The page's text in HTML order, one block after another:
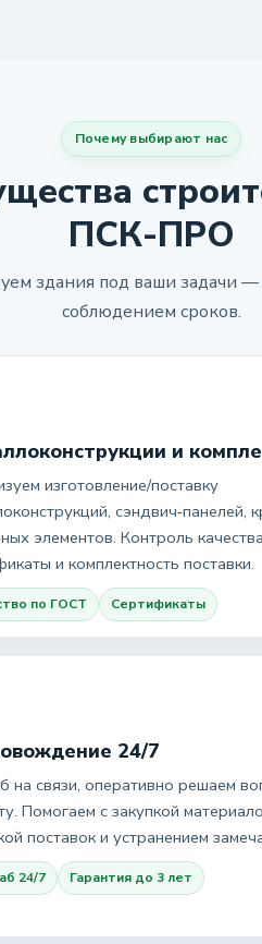
Почему выбирают нас
ПСК-ПРО
здания под ваши задачи —
соблюдением сроков.
и
изготовление/поставку
сэндвич‑панелей,
элементов. Контроль
и комплектность поставки.
по ГОСТ Сертификаты
24/7
на связи, оперативно решаем
Помогаем с закупкой
поставок и устранением
24/7 Гарантия до 3 лет